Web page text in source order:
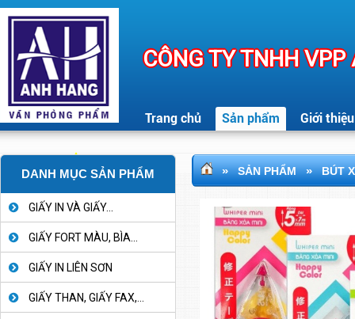
CÔNG TY TNHH
Trang chủ Sản phẩm Giới thiệu
DANH MỤC SẢN PHẨM
GIẤY IN VÀ GIẤY...
GIẤY FORT MÀU, BÌA...
GIẤY IN LIÊN SƠN
GIẤY THAN, GIẤY FAX,...
» SẢN PHẨM » BÚT